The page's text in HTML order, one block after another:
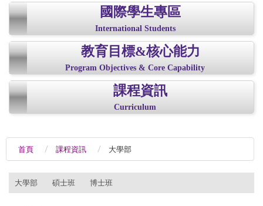
國際學生專區
International Students
教育目標&核心能力
Program Objectives & Core Capability
課程資訊
Curriculum
首頁 課程資訊 大學部
大學部 碩士班 博士班